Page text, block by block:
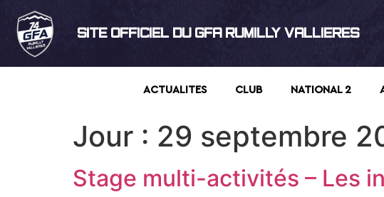
SITE OFFICIEL DU GFA RUMILLY VALLIERES
ACTUALITES CLUB NATIONAL 2
Jour : 29 septembre
Stage multi-activités – Les